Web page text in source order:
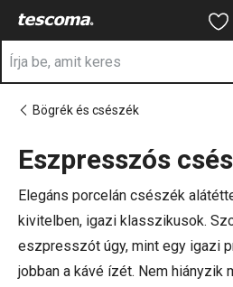
A Espresso csészék oldalon
Ugrás a fő
Ugrás a
Ugrás a
Bögrék és csészék
Eszpresszós
Elegáns porcelán csészék
kivitelben, igazi klasszikusok.
eszpresszót úgy, mint egy igazi
jobban a kávé ízét. Nem hiányzik